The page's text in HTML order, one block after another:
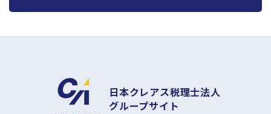
日本クレアス税理士法人
グループサイト